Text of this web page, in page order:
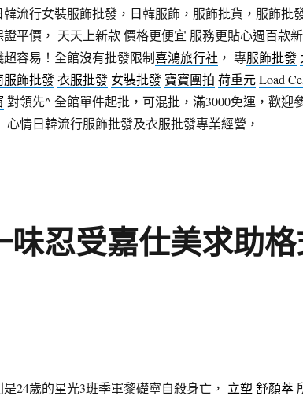
韓流行女裝服飾批發，日韓服飾，服飾批貨，服飾批
證平價， 天天上新款 價格更便宜 服務更貼心週百款
超容易！全館沒有批發限制喜鴻旅行社 ， 專服飾批發
服飾批發衣服批發 女裝批發 寶寶團拍 荷重元Load
對領先^ 全館單件起批，可混批，滿3000免運，歡迎
心情日韓流行服飾批發及衣服批發專業經營，
忍受嘉仕美求助格
是24歲的星光3班季軍黎礎寧自殺身亡， 立塑 舒顏萃